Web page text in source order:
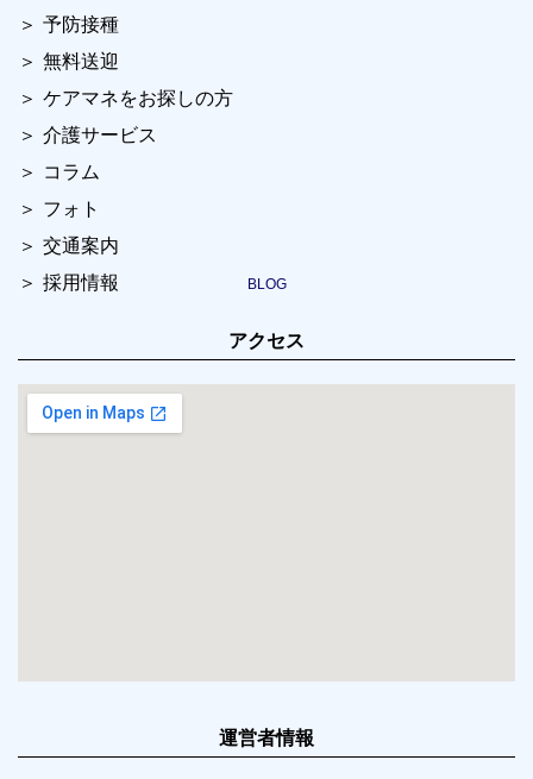
予防接種
無料送迎
ケアマネをお探しの方
介護サービス
コラム
フォト
交通案内
採用情報
アクセス
運営者情報